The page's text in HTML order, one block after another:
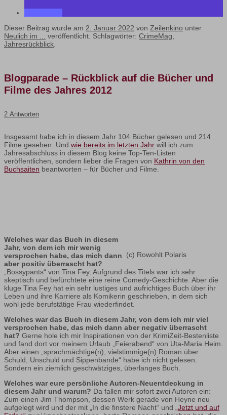
Dieser Beitrag wurde am 2. Januar 2022 von Zeilenkino unter
Neulich im ...
veröffentlicht. Schlagwörter: CrimeMag
Jahresrückblick
Blogparade – Rückblick auf die Bücher und
Filme des Jahres 2012
2 Antworten
Insgesamt habe ich in diesem Jahr 104 Bücher gelesen und 214
Filme gesehen. Und wie bereits im letzten Jahr will ich zum
Jahresabschluss in diesem Blog keine Top-Ten-Listen
veröffentlichen, sondern lieber die Fragen von Kathrin von den
Buchsaiten beantworten – für Bücher und Filme.
(c) Rowohlt Polaris
Welches war das Buch in diesem
Jahr, von dem ich mir wenig
versprochen habe, das mich dann
aber positiv überrascht hat?
„Bossypants“ von Tina Fey. Aufgrund des Titels war ich sehr
skeptisch und befürchtete eine reine Comedy-Geschichte. Aber die
kluge Tina Fey hat ein sehr lustiges und aufrichtiges Buch über ihr
Leben und ihre Karriere als Komikerin geschrieben, in dem sich
wohl jede berufstätige Frau wiederfindet.
Welches war das Buch in diesem Jahr, von dem ich mir viel
versprochen habe, das mich dann aber negativ überrascht
hat? Gerne hole ich mir Inspirationen von der KrimiZeit-Bestenliste
und fand dort vor meinem Urlaub „Feierabend“ von Uta-Maria Heim.
Aber einen „sprachmächtige(n), vielstimmige(n) Roman über
Schuld, Unschuld und Sippenbande“ habe ich nicht gelesen.
Sondern ein ziemlich geschwätziges, überlanges Buch.
Welches war eure persönliche Autoren-Neuentdeckung in
diesem Jahr und warum? Da fallen mir sofort zwei Autoren ein:
Zum einen Jim Thompson, dessen Werk gerade von Heyne neu
aufgelegt wird und der mit „In die finstere Nacht“ und
„Jetzt und auf